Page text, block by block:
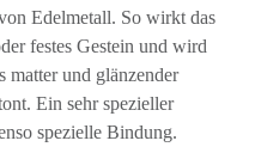
Edelmetall. So wirkt das
festes Gestein und wird
matter und glänzender
Ein sehr spezieller
spezielle Bindung.